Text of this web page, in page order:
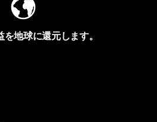
地球に還元します。